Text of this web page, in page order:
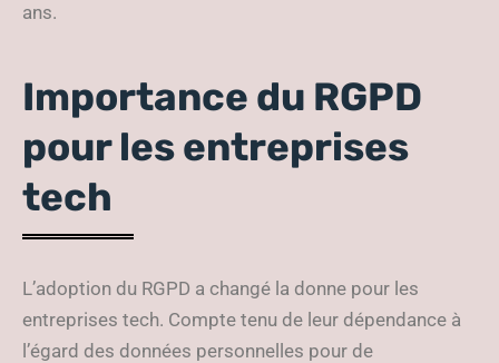
ans.
Importance du RGPD
pour les entreprises
tech
L’adoption du RGPD a changé la donne pour les
entreprises tech. Compte tenu de leur dépendance à
l’égard des données personnelles pour de